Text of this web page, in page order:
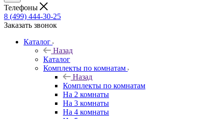
Телефоны
8 (499) 444-30-25
Заказать звонок
Каталог
Назад
Каталог
Комплекты по комнатам
Назад
Комплекты по комнатам
На 2 комнаты
На 3 комнаты
На 4 комнаты